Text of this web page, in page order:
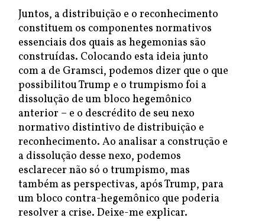
Juntos, a distribuição e o reconhecimento
constituem os componentes normativos
essenciais dos quais as hegemonias são
construídas. Colocando esta ideia junto
com a de Gramsci, podemos dizer que o que
possibilitou Trump e o trumpismo foi a
dissolução de um bloco hegemônico
anterior – e o descrédito de seu nexo
normativo distintivo de distribuição e
reconhecimento. Ao analisar a construção e
a dissolução desse nexo, podemos
esclarecer não só o trumpismo, mas
também as perspectivas, após Trump, para
um bloco contra-hegemônico que poderia
resolver a crise. Deixe-me explicar.